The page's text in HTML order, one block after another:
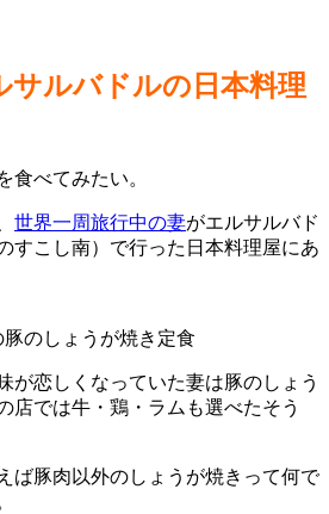
サルバドルの日本料理
食べてみたい。
世界一周旅行中の妻がエルサルバド
すこし南）で行った日本料理屋にあ
のしょうが焼き定食
が恋しくなっていた妻は豚のしょう
店では牛・鶏・ラムも選べたそう
ば豚肉以外のしょうが焼きって何で